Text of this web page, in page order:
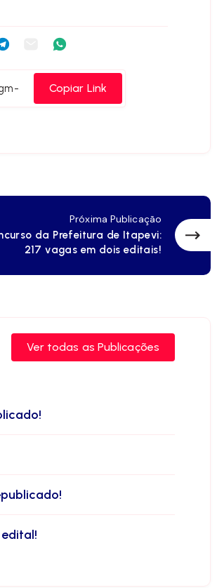
Compartilha
Telegram
Compartilha
EmailWhatsapp
Copiar Link
Próxima Publicação
da Prefeitura de Itapevi:
217 vagas em dois editais!
Ver todas as Publicações